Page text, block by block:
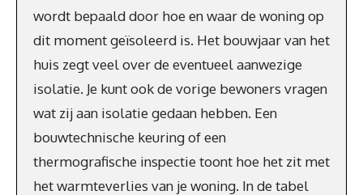
wordt bepaald door hoe en waar de woning op
dit moment geïsoleerd is. Het bouwjaar van het
huis zegt veel over de eventueel aanwezige
isolatie. Je kunt ook de vorige bewoners vragen
wat zij aan isolatie gedaan hebben. Een
bouwtechnische keuring of een
thermografische inspectie toont hoe het zit met
het warmteverlies van je woning. In de tabel